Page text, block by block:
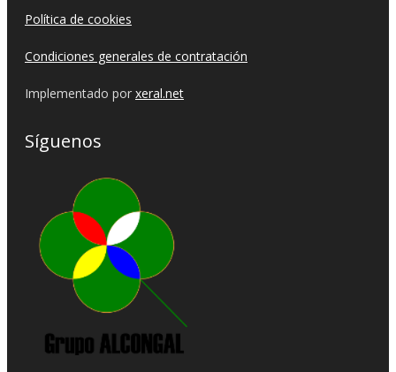
Política de cookies
Condiciones generales de contratación
Implementado por xeral.net
Síguenos